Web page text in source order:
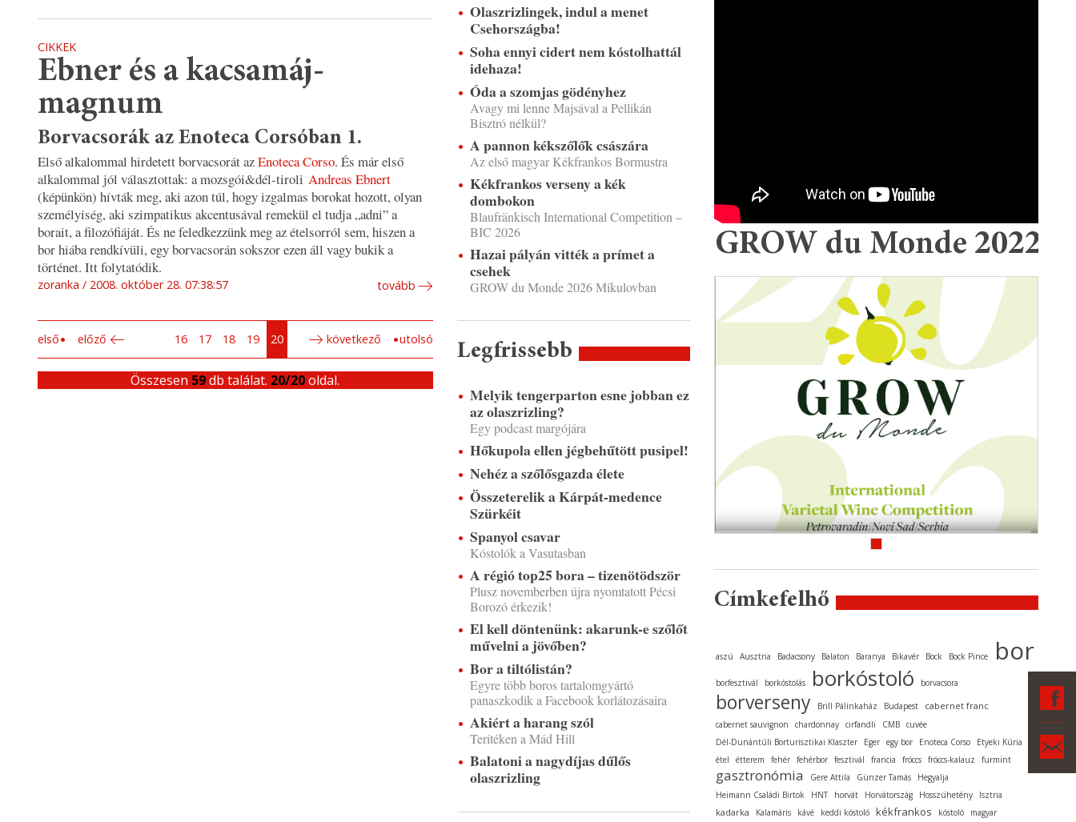
CIKKEK
Ebner és a kacsamáj-
magnum
Borvacsorák az Enoteca Corsóban 1.
Első alkalommal hirdetett borvacsorát azEnoteca Corso. És már első
alkalommal jól választottak: a mozsgói&dél-tiroli Andreas Ebnert
(képünkön) hívták meg, aki azon túl, hogy izgalmas borokat hozott, olyan
személyiség, aki szimpatikus akcentusával remekül el tudja „adni” a
borait, a filozófiáját. És ne feledkezzünk meg az ételsorról sem, hiszen a
bor hiába rendkívüli, egy borvacsorán sokszor ezen áll vagy bukik a
történet. Itt folytatódik.
zoranka 2008. október 28. 07:38:57 tovább
első előző 16 17 18 19 20 következő utolsó
Összesen 59db találat. 20/20oldal.
Olaszrizlingek, indul a menet
Csehországba!
Soha ennyi cidert nem kóstolhattál
idehaza!
Óda a szomjas gödényhez
Avagy mi lenne Majsával a Pellikán
Bisztró nélkül?
A pannon kékszőlők császára
Az első magyar Kékfrankos Bormustra
Kékfrankos verseny a kék
dombokon
Blaufränkisch International Competition –
BIC 2026
Hazai pályán vitték a prímet a
csehek
GROW du Monde 2026 Mikulovban
Legfrissebb
Melyik tengerparton esne jobban ez
az olaszrizling?
Egy podcast margójára
Hőkupola ellen jégbehűtött pusipel!
Nehéz a szőlősgazda élete
Összeterelik a Kárpát-medence
Szürkéit
Spanyol csavar
Kóstolók a Vasutasban
A régió top25 bora – tizenötödször
Plusz novemberben újra nyomtatott Pécsi
Borozó érkezik!
El kell döntenünk: akarunk-e szőlőt
művelni a jövőben?
Bor a tiltólistán?
Egyre több boros tartalomgyártó
panaszkodik a Facebook korlátozásaira
Akiért a harang szól
Terítéken a Mád Hill
Balatoni a nagydíjas dűlős
olaszrizling
GROW du Monde 2022
Címkefelhő
aszú Ausztria Badacsony Balaton Baranya Bikavér Bock Bock Pince bor
borfesztivál borkóstolás borkóstoló borvacsora
borverseny Brill Pálinkaház Budapest cabernet franc
cabernet sauvignon chardonnay cirfandli CMB cuvée
Dél-Dunántúli Borturisztikai Klaszter
Eger egy bor Enoteca Corso
Etyeki Kúria
étel
étterem fehér fehérbor fesztivál francia fröccs fröccs-kalauz furmint
gasztronómia Gere Attila Günzer Tamás
Hegyalja
Heimann Családi Birtok
HNT horvát Horvátország Hosszúhetény Isztria
kadarka Kalamáris kávé keddi kóstoló kékfrankos kóstoló
magyar